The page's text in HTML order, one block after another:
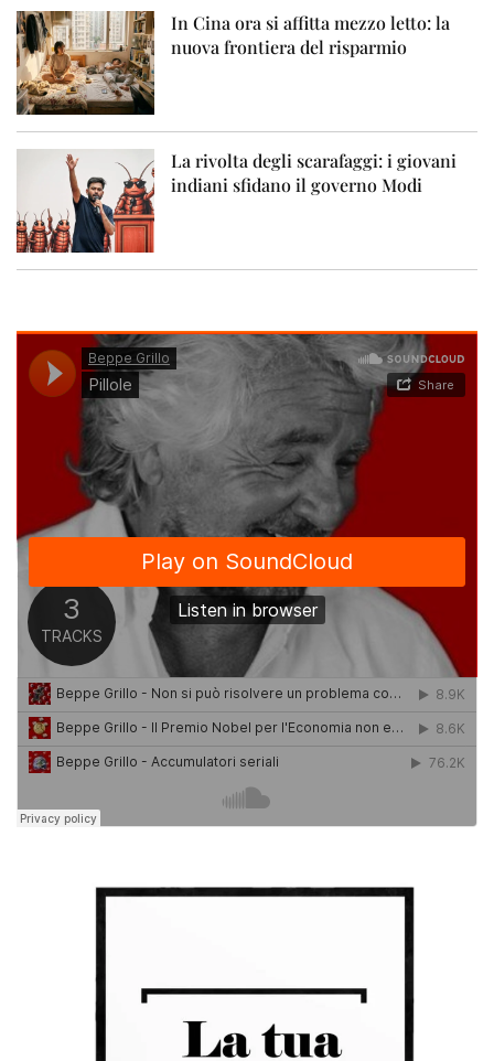
In Cina ora si affitta mezzo letto: la
nuova frontiera del risparmio
La rivolta degli scarafaggi: i giovani
indiani sfidano il governo Modi